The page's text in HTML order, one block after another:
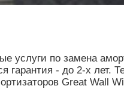
услуги по замена
- до 2-х лет.
Great Wall